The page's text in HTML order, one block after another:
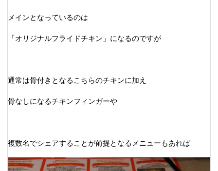
メインとなっているのは
「オリジナルフライドチキン」になるのですが
通常は骨付きとなるこちらのチキンに加え
骨なしになるチキンフィンガーや
複数名でシェアすることが前提となるメニューもあれば